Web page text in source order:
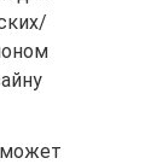
может